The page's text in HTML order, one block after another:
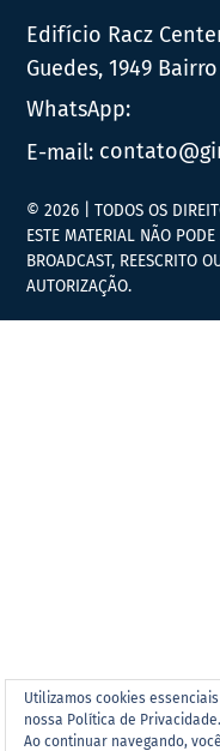
Edifício Racz
Guedes, 1949
WhatsApp:
E-mail:
Utilizamos cookies
nossa Política de Privacidade.
Ao continuar navegando,
© 2026 | TODOS OS
ESTE MATERIAL NÃO
BROADCAST, REESCRITO
AUTORIZAÇÃO.